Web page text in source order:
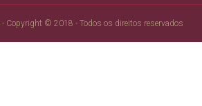
Copyright © 2018 - Todos os direitos reservados